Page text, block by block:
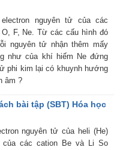
nguyên tử của các
F, Ne. Từ các cấu hình đó
nguyên tử nhận thêm mấy
như của khí hiếm Ne đứng
phi kim lại có khuynh hướng
âm ?
bài tập (SBT) Hóa học
nguyên tử của heli (He)
của các cation Be và Li So